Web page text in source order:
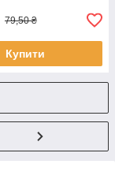
79,50 ₴
Купити